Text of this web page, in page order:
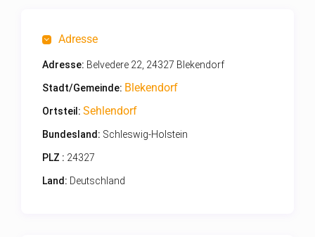
Adresse
Adresse: Belvedere 22, 24327 Blekendorf
Stadt/Gemeinde: Blekendorf
Ortsteil: Sehlendorf
Bundesland: Schleswig-Holstein
PLZ : 24327
Land: Deutschland